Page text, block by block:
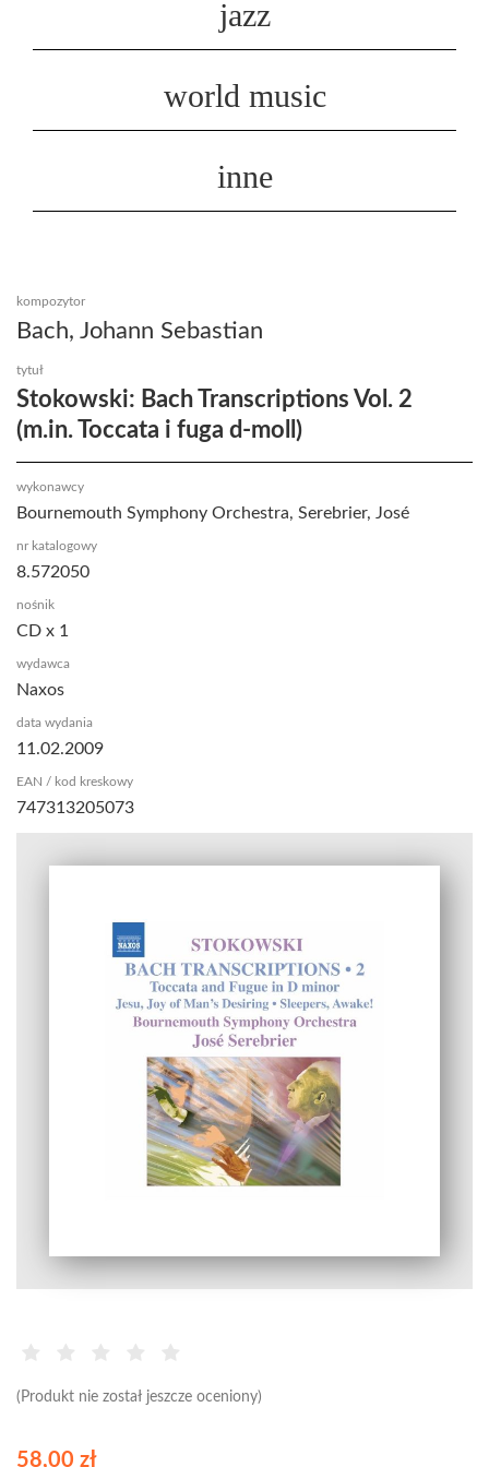
jazz
world music
inne
(Produkt nie został jeszcze oceniony)
kompozytor
Bach, Johann Sebastian
tytuł
Stokowski: Bach Transcriptions Vol. 2
(m.in. Toccata i fuga d-moll)
wykonawcy
Bournemouth Symphony Orchestra, Serebrier, José
nr katalogowy
8.572050
nośnik
CD x 1
wydawca
Naxos
data wydania
11.02.2009
EAN / kod kreskowy
747313205073
58,00 zł